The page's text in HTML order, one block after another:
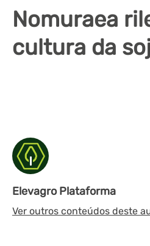
Nomuraea
cultura da
Elevagro Plataforma
Ver outros conteúdos deste